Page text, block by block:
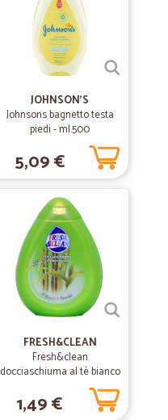
JOHNSON'S
Johnsons bagnetto testa
piedi - ml.500
5,09 €
FRESH&CLEAN
Fresh&clean
docciaschiuma al tè bianco
e bambù - ml.250
1,49 €